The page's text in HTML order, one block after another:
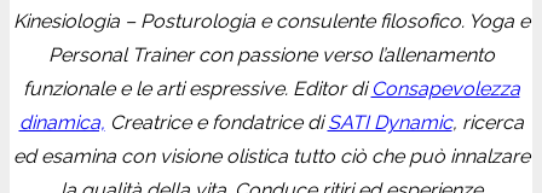
Kinesiologia – Posturologia e consulente filosofico. Yoga e
Personal Trainer con passione verso l’allenamento
funzionale e le arti espressive. Editor di Consapevolezza
dinamica, Creatrice e fondatrice diSATI Dynamic, ricerca
ed esamina con visione olistica tutto ciò che può innalzare